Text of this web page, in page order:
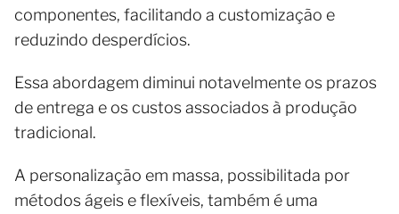
componentes, facilitando a customização e
reduzindo desperdícios.
Essa abordagem diminui notavelmente os prazos
de entrega e os custos associados à produção
tradicional.
A personalização em massa, possibilitada por
métodos ágeis e flexíveis, também é uma